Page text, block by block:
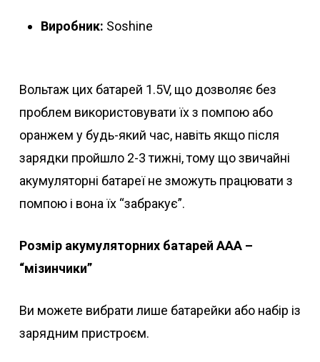
Виробник: Soshine
Вольтаж цих батарей 1.5V, що дозволяє без
проблем використовувати їх з помпою або
оранжем у будь-який час, навіть якщо після
зарядки пройшло 2-3 тижні, тому що звичайні
акумуляторні батареї не зможуть працювати з
помпою і вона їх “забракує”.
Розмір акумуляторних батарей ААА –
“мізинчики”
Ви можете вибрати лише батарейки або набір із
зарядним пристроєм.